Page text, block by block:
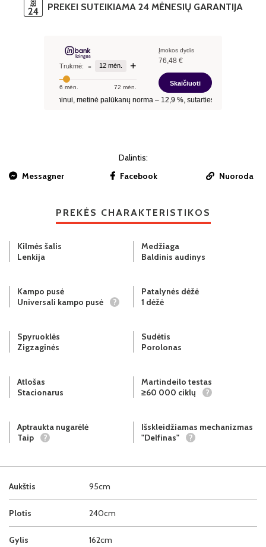
PREKEI SUTEIKIAMA 24 MĖNESIŲ GARANTIJA
Dalintis:
Messagner
Facebook Nuoroda
PREKĖS CHARAKTERISTIKOS
Aukštis 95cm
Plotis 240cm
Gylis 162cm
Kilmės šalis
Lenkija
Medžiaga
Baldinis audinys
Kampo pusė
Universali kampo pusė
?
Patalynės dėžė
1 dėžė
Spyruoklės
Zigzaginės
Sudėtis
Porolonas
Atlošas
Stacionarus
Martindeilo testas
≥60 000 ciklų
?
Aptraukta nugarėlė
Taip
?
Išskleidžiamas mechanizmas
"Delfinas"
?